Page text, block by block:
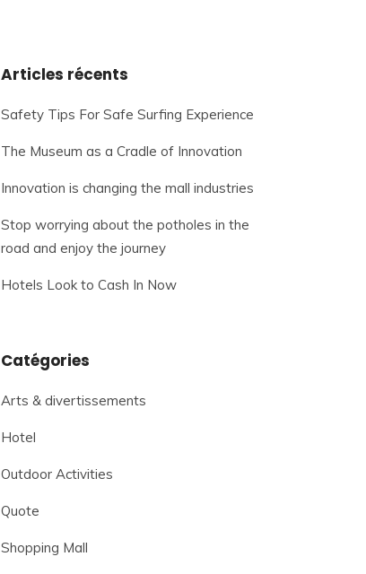
Articles récents
Safety Tips For Safe Surfing Experience
The Museum as a Cradle of Innovation
Innovation is changing the mall industries
Stop worrying about the potholes in the
road and enjoy the journey
Hotels Look to Cash In Now
Catégories
Arts & divertissements
Hotel
Outdoor Activities
Quote
Shopping Mall